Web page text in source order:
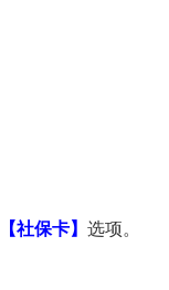
【社保卡】 选项。